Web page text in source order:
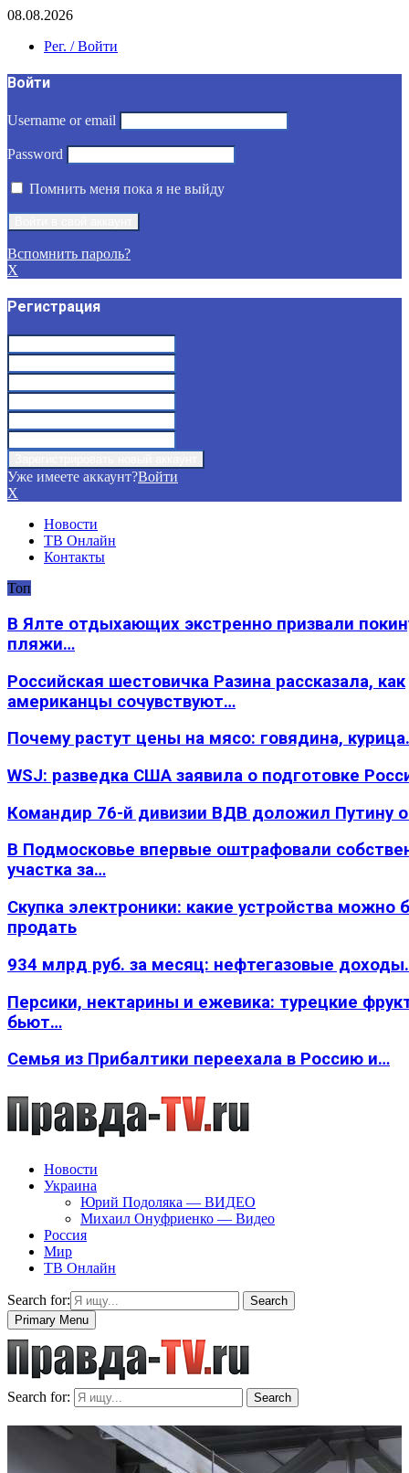
08.08.2026
Рег. / Войти
Войти
Username or email
Password
Помнить меня пока я не выйду
Вспомнить пароль?
X
Регистрация
Уже имеете аккаунт?Войти
X
Новости
ТВ Онлайн
Контакты
Топ
В Ялте отдыхающих экстренно призвали
пляжи…
Российская шестовичка Разина рассказала, как
американцы сочувствуют…
Почему растут цены на мясо: говядина,
WSJ: разведка США заявила о подготовке
Командир 76-й дивизии ВДВ доложил Путину
В Подмосковье впервые оштрафовали
участка за…
Скупка электроники: какие устройства можно
продать
934 млрд руб. за месяц: нефтегазовые
Персики, нектарины и ежевика: турецкие
бьют…
Семья из Прибалтики переехала в Россию и…
Новости
Украина
Юрий Подоляка — ВИДЕО
Михаил Онуфриенко — Видео
Россия
Мир
ТВ Онлайн
Search for:
Search
Primary Menu
Search for: Search